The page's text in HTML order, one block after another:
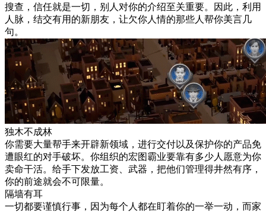
搜查，信任就是一切，别人对你的介绍至关重要。因此，利用
人脉，结交有用的新朋友，让欠你人情的那些人帮你美言几
句。
独木不成林
你需要大量帮手来开辟新领域，进行交付以及保护你的产品免
遭眼红的对手破坏。你组织的宏图霸业要靠有多少人愿意为你
卖命干活。给手下发放工资、武器，把他们管理得井然有序，
你的前途就会不可限量。
隔墙有耳
一切都要谨慎行事，因为每个人都在盯着你的一举一动，而家